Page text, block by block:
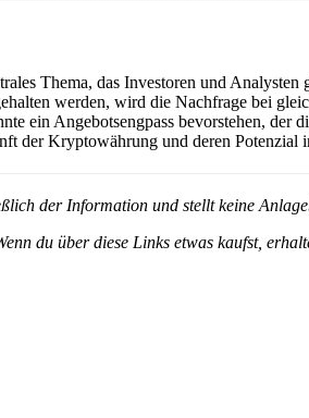
Thema, das Investoren und
werden, wird die Nachfrage bei
ein Angebotsengpass bevorstehen,
der Kryptowährung und deren Potenzial
der Information und stellt keine
du über diese Links etwas kaufst,